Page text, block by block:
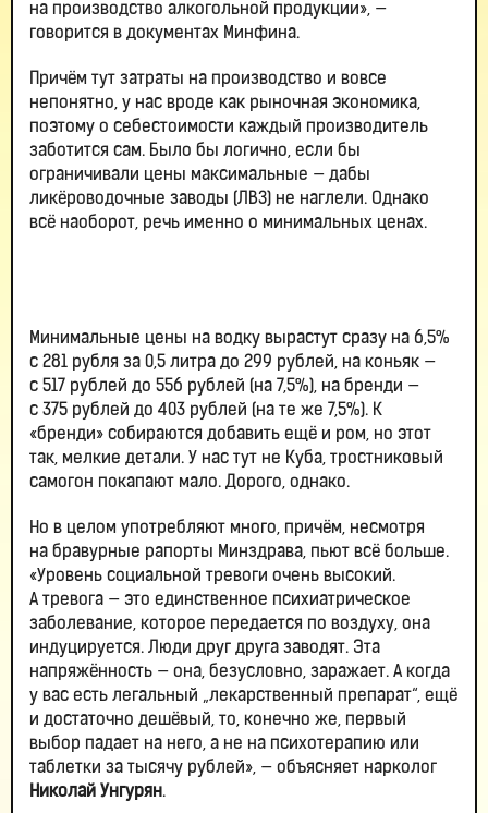
на производство алкогольной продукции», —
говорится в документах Минфина.
Причём тут затраты на производство и вовсе
непонятно, у нас вроде как рыночная экономика,
поэтому о себестоимости каждый производитель
заботится сам. Было бы логично, если бы
ограничивали цены максимальные — дабы
ликёроводочные заводы (ЛВЗ) не наглели. Однако
всё наоборот, речь именно о минимальных ценах.
Минимальные цены на водку вырастут сразу на 6,5%
с 281 рубля за 0,5 литра до 299 рублей, на коньяк —
с 517 рублей до 556 рублей (на 7,5%), на бренди —
с 375 рублей до 403 рублей (на те же 7,5%). К
«бренди» собираются добавить ещё и ром, но этот
так, мелкие детали. У нас тут не Куба, тростниковый
самогон покапают мало. Дорого, однако.
Но в целом употребляют много, причём, несмотря
на бравурные рапорты Минздрава, пьют всё больше.
«Уровень социальной тревоги очень высокий.
А тревога — это единственное психиатрическое
заболевание, которое передается по воздуху, она
индуцируется. Люди друг друга заводят. Эта
напряжённость — она, безусловно, заражает. А когда
у вас есть легальный „лекарственный препарат“, ещё
и достаточно дешёвый, то, конечно же, первый
выбор падает на него, а не на психотерапию или
таблетки за тысячу рублей», — объясняет нарколог
Николай Унгурян.